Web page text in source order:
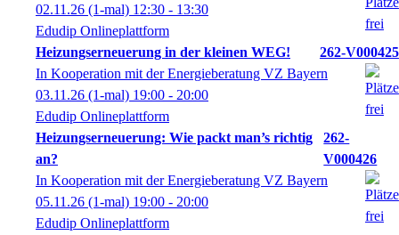
02.11.26 (1-mal) 12:30 - 13:30
Edudip Onlineplattform
Heizungserneuerung in der kleinen WEG!
262-V000425
In Kooperation mit der Energieberatung VZ Bayern
03.11.26 (1-mal) 19:00 - 20:00
Edudip Onlineplattform
Heizungserneuerung: Wie packt man’s richtig
an?
262-
V000426
In Kooperation mit der Energieberatung VZ Bayern
05.11.26 (1-mal) 19:00 - 20:00
Edudip Onlineplattform